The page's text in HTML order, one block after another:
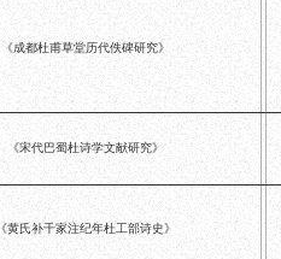
《成都杜甫草堂历代佚碑研究》
《宋代巴蜀杜诗学文献研究》
《黄氏补千家注纪年杜工部诗史》